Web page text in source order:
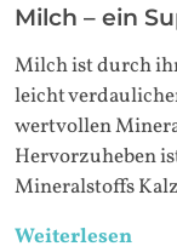
Milch – ein
Milch ist durch
leicht
wertvollen
Hervorzuheben
Mineralstoffs
Weiterlesen